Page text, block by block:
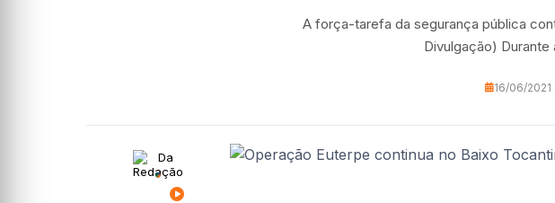
A força-tarefa da segurança pública
Divulgação) Durante
16/06/2021